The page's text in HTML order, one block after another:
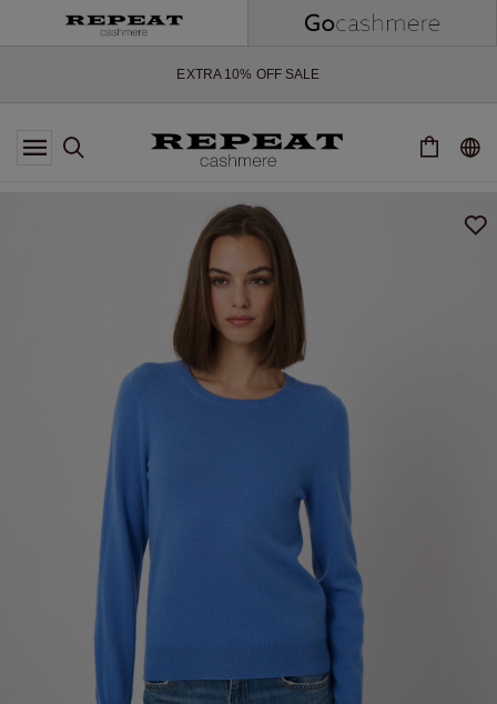
*AANBIEDING IS GELDIG T/M 12 AUGUSTUS 2026
*NIET GELDIG VOOR LIMITED EDITION
*UITZONDERINGEN KUNNEN VAN TOEPASSING ZIJN
SEIZOEN
EXTRA 10% OFF SALE